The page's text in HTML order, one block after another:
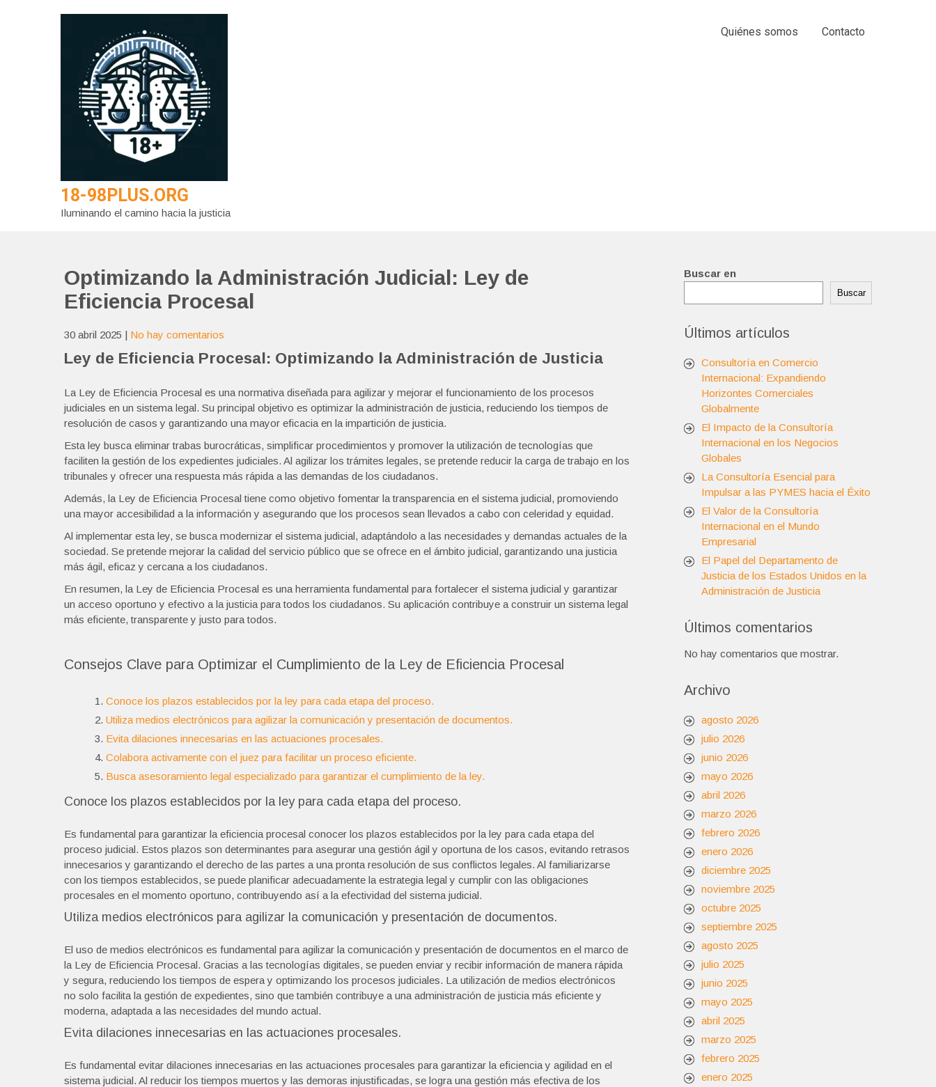
18-98PLUS.ORG
Iluminando el camino hacia la justicia
Quiénes somos Contacto
Optimizando la Administración Judicial: Ley de
Eficiencia Procesal
30 abril 2025 | No hay comentarios
Ley de Eficiencia Procesal: Optimizando la Administración de Justicia
La Ley de Eficiencia Procesal es una normativa diseñada para agilizar y mejorar el funcionamiento de los procesos
judiciales en un sistema legal. Su principal objetivo es optimizar la administración de justicia, reduciendo los tiempos de
resolución de casos y garantizando una mayor eficacia en la impartición de justicia.
Esta ley busca eliminar trabas burocráticas, simplificar procedimientos y promover la utilización de tecnologías que
faciliten la gestión de los expedientes judiciales. Al agilizar los trámites legales, se pretende reducir la carga de trabajo en los
tribunales y ofrecer una respuesta más rápida a las demandas de los ciudadanos.
Además, la Ley de Eficiencia Procesal tiene como objetivo fomentar la transparencia en el sistema judicial, promoviendo
una mayor accesibilidad a la información y asegurando que los procesos sean llevados a cabo con celeridad y equidad.
Al implementar esta ley, se busca modernizar el sistema judicial, adaptándolo a las necesidades y demandas actuales de la
sociedad. Se pretende mejorar la calidad del servicio público que se ofrece en el ámbito judicial, garantizando una justicia
más ágil, eficaz y cercana a los ciudadanos.
En resumen, la Ley de Eficiencia Procesal es una herramienta fundamental para fortalecer el sistema judicial y garantizar
un acceso oportuno y efectivo a la justicia para todos los ciudadanos. Su aplicación contribuye a construir un sistema legal
más eficiente, transparente y justo para todos.
Consejos Clave para Optimizar el Cumplimiento de la Ley de Eficiencia Procesal
Conoce los plazos establecidos por la ley para cada etapa del proceso.
Utiliza medios electrónicos para agilizar la comunicación y presentación de documentos.
Evita dilaciones innecesarias en las actuaciones procesales.
Colabora activamente con el juez para facilitar un proceso eficiente.
Busca asesoramiento legal especializado para garantizar el cumplimiento de la ley.
Conoce los plazos establecidos por la ley para cada etapa del proceso.
Es fundamental para garantizar la eficiencia procesal conocer los plazos establecidos por la ley para cada etapa del
proceso judicial. Estos plazos son determinantes para asegurar una gestión ágil y oportuna de los casos, evitando retrasos
innecesarios y garantizando el derecho de las partes a una pronta resolución de sus conflictos legales. Al familiarizarse
con los tiempos establecidos, se puede planificar adecuadamente la estrategia legal y cumplir con las obligaciones
procesales en el momento oportuno, contribuyendo así a la efectividad del sistema judicial.
Utiliza medios electrónicos para agilizar la comunicación y presentación de documentos.
El uso de medios electrónicos es fundamental para agilizar la comunicación y presentación de documentos en el marco de
la Ley de Eficiencia Procesal. Gracias a las tecnologías digitales, se pueden enviar y recibir información de manera rápida
y segura, reduciendo los tiempos de espera y optimizando los procesos judiciales. La utilización de medios electrónicos
no solo facilita la gestión de expedientes, sino que también contribuye a una administración de justicia más eficiente y
moderna, adaptada a las necesidades del mundo actual.
Evita dilaciones innecesarias en las actuaciones procesales.
Es fundamental evitar dilaciones innecesarias en las actuaciones procesales para garantizar la eficiencia y agilidad en el
sistema judicial. Al reducir los tiempos muertos y las demoras injustificadas, se logra una gestión más efectiva de los
Buscar en
Buscar
Últimos artículos
Consultoría en Comercio
Internacional: Expandiendo
Horizontes Comerciales
Globalmente
El Impacto de la Consultoría
Internacional en los Negocios
Globales
La Consultoría Esencial para
Impulsar a las PYMES hacia el Éxito
El Valor de la Consultoría
Internacional en el Mundo
Empresarial
El Papel del Departamento de
Justicia de los Estados Unidos en la
Administración de Justicia
Últimos comentarios
No hay comentarios que mostrar.
Archivo
agosto 2026
julio 2026
junio 2026
mayo 2026
abril 2026
marzo 2026
febrero 2026
enero 2026
diciembre 2025
noviembre 2025
octubre 2025
septiembre 2025
agosto 2025
julio 2025
junio 2025
mayo 2025
abril 2025
marzo 2025
febrero 2025
enero 2025